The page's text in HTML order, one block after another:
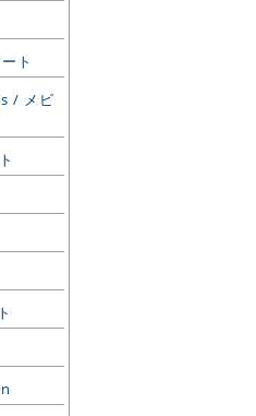
ト
/ メビ